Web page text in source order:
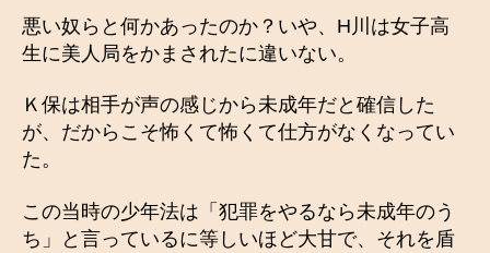
悪い奴らと何かあったのか？いや、H川は女子高
生に美人局をかまされたに違いない。
Ｋ保は相手が声の感じから未成年だと確信した
が、だからこそ怖くて怖くて仕方がなくなってい
た。
この当時の少年法は「犯罪をやるなら未成年のう
ち」と言っているに等しいほど大甘で、それを盾